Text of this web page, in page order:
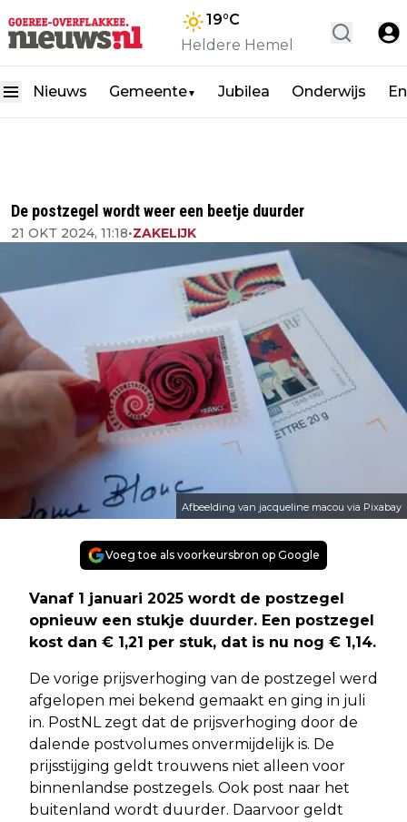
19°C
Heldere Hemel
Nieuws Gemeente▼ Jubilea Onderwijs
De postzegel wordt weer een beetje duurder
21 OKT 2024, 11:18•ZAKELIJK
Afbeelding van jacqueline macou via Pixabay
Voeg toe als voorkeursbron op Google
Vanaf 1 januari 2025 wordt de postzegel
opnieuw een stukje duurder. Een postzegel
kost dan € 1,21 per stuk, dat is nu nog € 1,14.
De vorige prijsverhoging van de postzegel werd
afgelopen mei bekend gemaakt en ging in juli
in. PostNL zegt dat de prijsverhoging door de
dalende postvolumes onvermijdelijk is. De
prijsstijging geldt trouwens niet alleen voor
binnenlandse postzegels. Ook post naar het
buitenland wordt duurder. Daarvoor geldt